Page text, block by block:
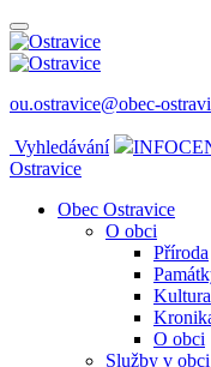
ou.ostravice@obec-
Vyhledávání
Ostravice
Obec Ostravice
O obci
Příroda
Kultura
O obci
Služby v obci